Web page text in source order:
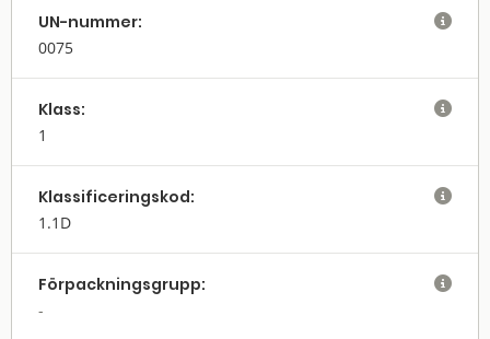
UN-nummer:
0075

Klass:
1

Klassifi­cerings­kod:
1.1D

Förpack­nings­grupp: 